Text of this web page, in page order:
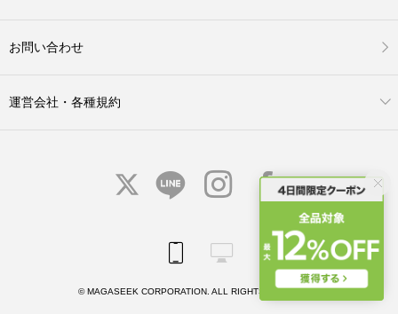
お問い合わせ
運営会社・各種規約
© MAGASEEK CORPORATION. ALL RIGHTS RESERVED.